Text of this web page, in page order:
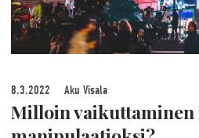
8.3.2022 Aku Visala
Milloin